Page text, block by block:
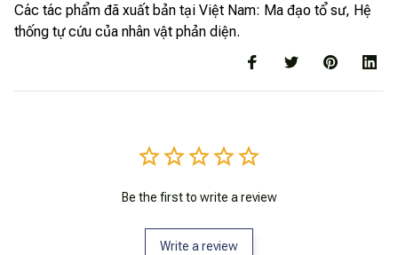
Các tác phẩm đã xuất bản tại Việt Nam: Ma đạo tổ sư, Hệ
thống tự cứu của nhân vật phản diện.
Be the first to write a review
Write a review